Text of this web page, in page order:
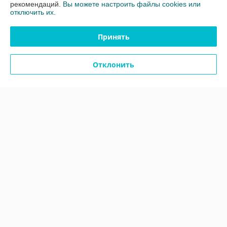
Полная версия сайта
Политика обработки cookies
Сайт создан на платформе Deal.by
рекомендаций. Вы можете настроить файлы cookies или
отключить их.
Принять
Отклонить